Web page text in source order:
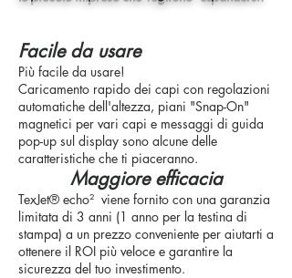
Facile da usare
Più facile da usare!
Caricamento rapido dei capi con regolazioni
automatiche dell'altezza, piani "Snap-On"
magnetici per vari capi e messaggi di guida
pop-up sul display sono alcune delle
caratteristiche che ti piaceranno.
Maggiore efficacia
TexJet® echo² viene fornito con una garanzia
limitata di 3 anni (1 anno per la testina di
stampa) a un prezzo conveniente per aiutarti a
ottenere il ROI più veloce e garantire la
sicurezza del tuo investimento.